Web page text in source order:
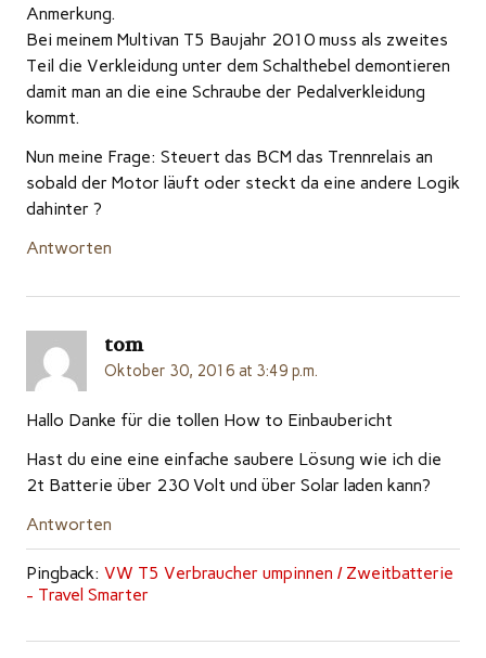
Anmerkung.
Bei meinem Multivan T5 Baujahr 2010 muss als zweites
Teil die Verkleidung unter dem Schalthebel demontieren
damit man an die eine Schraube der Pedalverkleidung
kommt.
Nun meine Frage: Steuert das BCM das Trennrelais an
sobald der Motor läuft oder steckt da eine andere Logik
dahinter ?
Antworten
tom
Oktober 30, 2016 at 3:49 p.m.
Hallo Danke für die tollen How to Einbaubericht
Hast du eine eine einfache saubere Lösung wie ich die
2t Batterie über 230 Volt und über Solar laden kann?
Antworten
Pingback: VW T5 Verbraucher umpinnen / Zweitbatterie
- Travel Smarter